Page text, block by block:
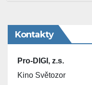
Kontakty
Pro-DIGI, z.s.
Kino Světozor